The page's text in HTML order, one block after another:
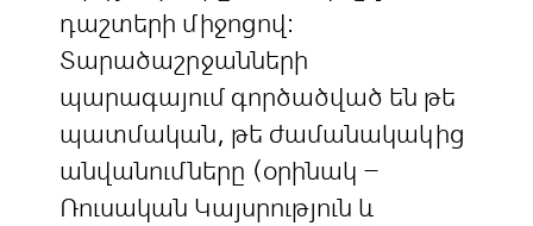
դաշտերի միջոցով:
Տարածաշրջանների
պարագայում գործածված են թե
պատմական, թե ժամանակակից
անվանումները (օրինակ –
Ռուսական Կայսրություն և